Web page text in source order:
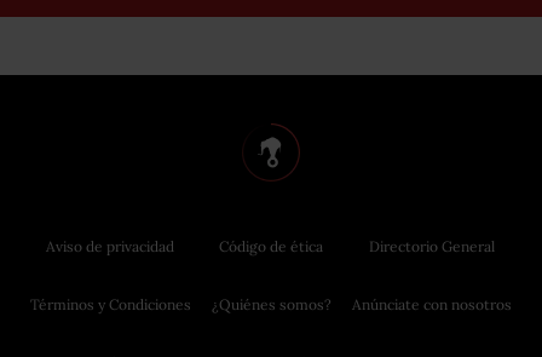
Aviso de privacidad
Términos y Condiciones
Código de ética
¿Quiénes somos?
Directorio General
Anúnciate con nosotros